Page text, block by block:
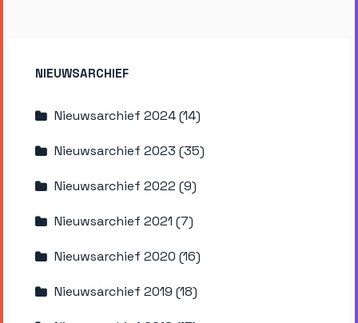
NIEUWSARCHIEF
Nieuwsarchief 2024 (14)
Nieuwsarchief 2023 (35)
Nieuwsarchief 2022 (9)
Nieuwsarchief 2021 (7)
Nieuwsarchief 2020 (16)
Nieuwsarchief 2019 (18)